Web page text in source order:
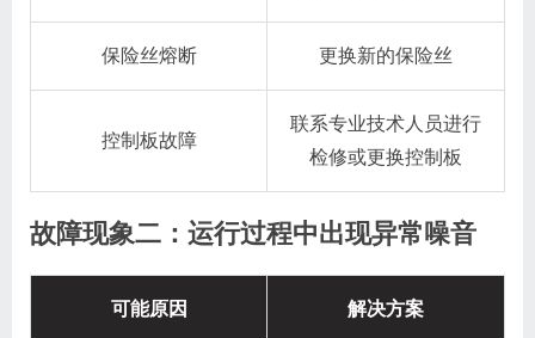
保险丝熔断 更换新的保险丝
控制板故障
联系专业技术人员进行
检修或更换控制板
故障现象二：运行过程中出现异常噪音
可能原因 解决方案